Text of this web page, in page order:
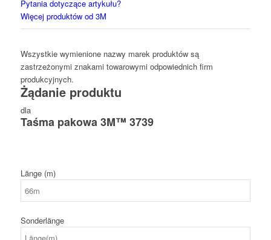
Pytania dotyczące artykułu?
Więcej produktów od 3M
Wszystkie wymienione nazwy marek produktów są
zastrzeżonymi znakami towarowymi odpowiednich firm
produkcyjnych.
Żądanie produktu
dla
Taśma pakowa 3M™ 3739
Länge (m)
Sonderlänge